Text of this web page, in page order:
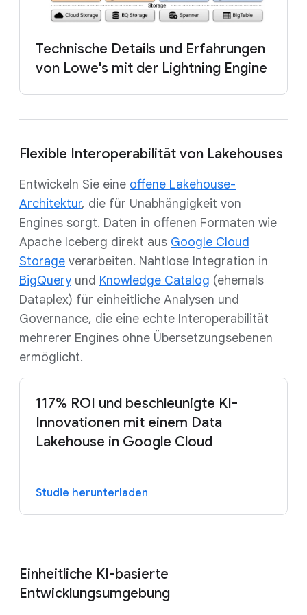
Technische Details und Erfahrungen
von Lowe's mit der Lightning Engine
Flexible Interoperabilität von Lakehouses
Entwickeln Sie eine offene Lakehouse-
Architektur, die für Unabhängigkeit von
Engines sorgt. Daten in offenen Formaten wie
Apache Iceberg direkt aus Google Cloud
Storage verarbeiten. Nahtlose Integration in
BigQueryund Knowledge Catalog (ehemals
Dataplex) für einheitliche Analysen und
Governance, die eine echte Interoperabilität
mehrerer Engines ohne Übersetzungsebenen
ermöglicht.
117% ROI und beschleunigte KI-
Innovationen mit einem Data
Lakehouse in Google Cloud
Studie herunterladen
Einheitliche KI-basierte
Entwicklungsumgebung